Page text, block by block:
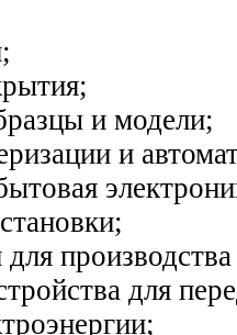
и модели;
и
для